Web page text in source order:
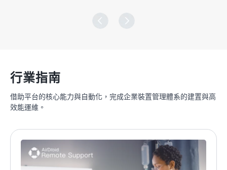
行業指南
借助平台的核心能力與自動化，完成企業裝置管理體系的建置與高
效能運維。